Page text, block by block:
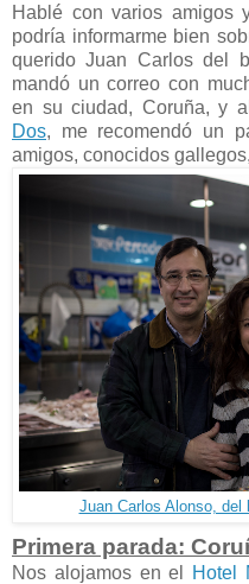
Hablé con varios amigos
podría informarme bien
querido Juan Carlos del
mandó un correo con
en su ciudad, Coruña, y
Dos, me recomendó un
amigos, conocidos
Juan Carlos Alonso, del
Primera parada:
Nos alojamos en el Hotel